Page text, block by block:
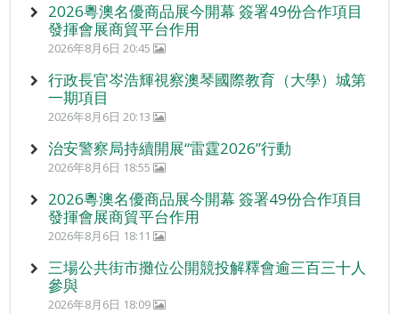
2026粵澳名優商品展今開幕 簽署49份合作項目
發揮會展商貿平台作用
2026年8月6日 20:45
行政長官岑浩輝視察澳琴國際教育（大學）城第
一期項目
2026年8月6日 20:13
治安警察局持續開展“雷霆2026”行動
2026年8月6日 18:55
2026粵澳名優商品展今開幕 簽署49份合作項目
發揮會展商貿平台作用
2026年8月6日 18:11
三場公共街市攤位公開競投解釋會逾三百三十人
參與
2026年8月6日 18:09